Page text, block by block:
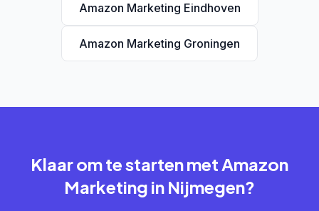
Amazon Marketing Eindhoven
Amazon Marketing Groningen
Klaar om te starten met Amazon
Marketing in Nijmegen?